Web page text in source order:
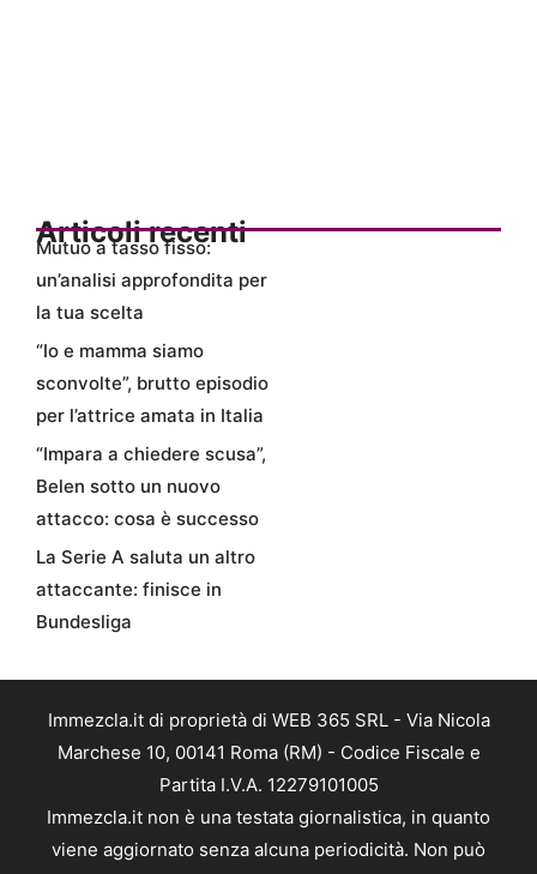
Articoli recenti
Mutuo a tasso fisso:
un’analisi approfondita per
la tua scelta
“Io e mamma siamo
sconvolte”, brutto episodio
per l’attrice amata in Italia
“Impara a chiedere scusa”,
Belen sotto un nuovo
attacco: cosa è successo
La Serie A saluta un altro
attaccante: finisce in
Bundesliga
Immezcla.it di proprietà di WEB 365 SRL - Via Nicola
Marchese 10, 00141 Roma (RM) - Codice Fiscale e
Partita I.V.A. 12279101005
Immezcla.it non è una testata giornalistica, in quanto
viene aggiornato senza alcuna periodicità. Non può